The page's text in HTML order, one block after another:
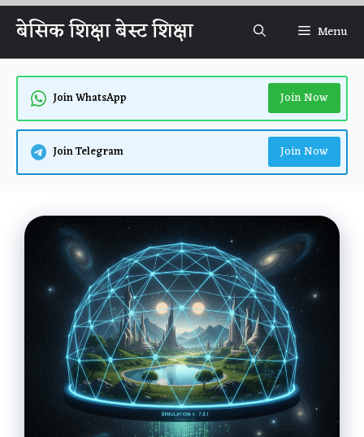
Skip
content
बेसिक शिक्षा बेस्ट शिक्षा Menu
Join WhatsApp Join Now
Join Telegram Join Now